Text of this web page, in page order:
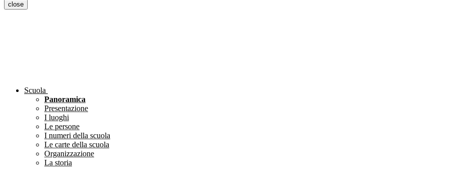
close
Scuola
Panoramica
Presentazione
I luoghi
Le persone
I numeri della scuola
Le carte della scuola
Organizzazione
La storia